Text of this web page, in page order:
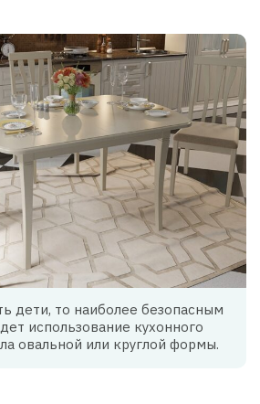
дети, то наиболее безопасным
использование кухонного
овальной или круглой формы.